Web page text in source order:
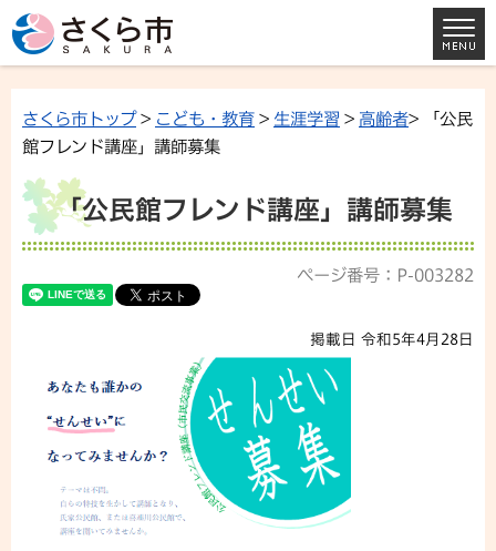
さくら市トップ> こども・教育 > 生涯学習 > 高齢者> 「公民
館フレンド講座」講師募集
「公民館フレンド講座」講師募集
ページ番号：P-003282
掲載日 令和5年4月28日